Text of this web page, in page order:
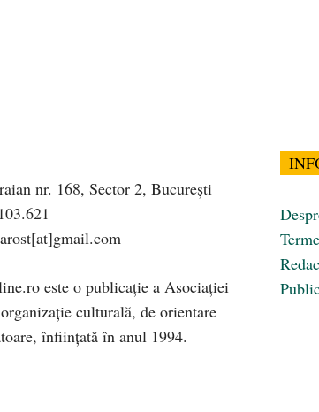
nr. 168, Sector 2, București
este o publicaţie a Asociaţiei
culturală, de orientare
înfiinţată în anul 1994.